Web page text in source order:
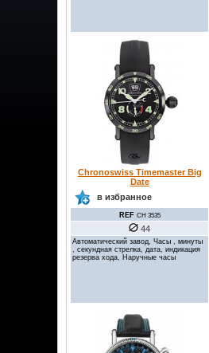
Chronoswiss Timemaster Big
Date
в избранное
REF CH 3535
44
Автоматический завод, Часы , минуты
, секундная стрелка, дата, индикация
резерва хода, Наручные часы